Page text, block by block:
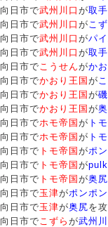
向日市で武州川口 が取手
向日市で武州川口 がこ
向日市で武州川口 がパ
向日市で武州川口 が取手
向日市でこうせんがか
向日市でかおり王国 が
向日市でかおり王国 が
向日市でかおり王国 が
向日市でホモ帝国 が ト
向日市でホモ帝国 が ト
向日市で トモ帝国 がポ
向日市で トモ帝国 が
向日市で トモ帝国 が奥尻
向日市で玉津がポンポ
向日市で玉津が奥尻を
向日市でこずら が武州